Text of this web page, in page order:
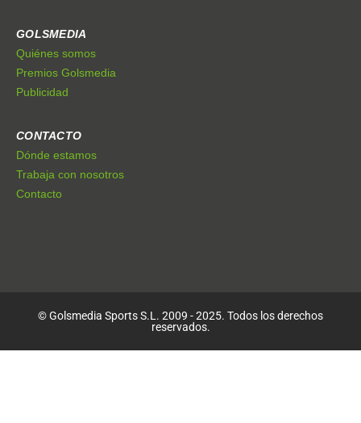
GOLSMEDIA
Quiénes somos
Premios Golsmedia
Publicidad
CONTACTO
Dónde estamos
Trabaja con nosotros
Contacto
© Golsmedia Sports S.L. 2009 - 2025. Todos los derechos
reservados.